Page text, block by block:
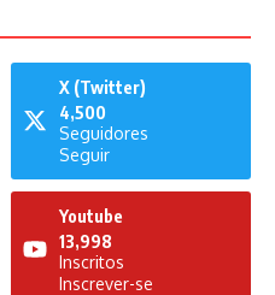
X (Twitter)
4,500
Seguidores
Seguir
Youtube
13,998
Inscritos
Inscrever-se